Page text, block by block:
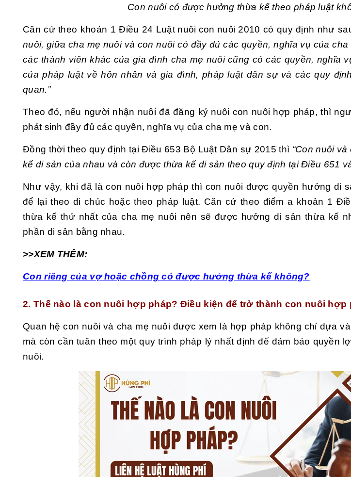
Con nuôi có được hưởng thừa kế theo pháp luật
Căn cứ theo khoản 1 Điều 24 Luật nuôi con nuôi 2010 có quy định như
nuôi, giữa cha mẹ nuôi và con nuôi có đầy đủ các quyền, nghĩa vụ của
các thành viên khác của gia đình cha mẹ nuôi cũng có các quyền, nghĩa
của pháp luật về hôn nhân và gia đình, pháp luật dân sự và các quy
quan.”
Theo đó, nếu người nhận nuôi đã đăng ký nuôi con nuôi hợp pháp, thì
phát sinh đầy đủ các quyền, nghĩa vụ của cha mẹ và con.
Đồng thời theo quy định tại Điều 653 Bộ Luật Dân sự 2015 thì “Con nuôi
kế di sản của nhau và còn được thừa kế di sản theo quy định tại Điều 651
Như vậy, khi đã là con nuôi hợp pháp thì con nuôi được quyền hưởng di
để lại theo di chúc hoặc theo pháp luật. Căn cứ theo điểm a khoản 1
thừa kế thứ nhất của cha mẹ nuôi nên sẽ được hưởng di sản thừa kế
phần di sản bằng nhau.
>>XEM THÊM:
Con riêng của vợ hoặc chồng có được hưởng thừa kế không?
2. Thế nào là con nuôi hợp pháp? Điều kiện để trở thành con nuôi hợp
Quan hệ con nuôi và cha mẹ nuôi được xem là hợp pháp không chỉ dựa
mà còn cần tuân theo một quy trình pháp lý nhất định để đảm bảo quyền
nuôi.